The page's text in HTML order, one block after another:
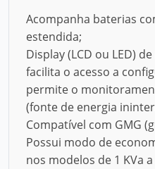
Acompanha baterias
estendida;
Display (LCD ou LED)
facilita o acesso a
permite o
(fonte de energia
Compatível com GMG
Possui modo de
nos modelos de 1 KVa a